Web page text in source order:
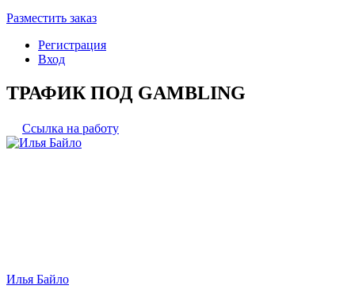
Разместить заказ
Регистрация
Вход
ТРАФИК ПОД GAMBLING
Ссылка на работу
Илья Байло